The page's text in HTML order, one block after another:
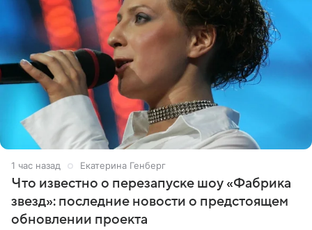
1 час назад Екатерина Генберг
Что известно о перезапуске шоу «Фабрика
звезд»: последние новости о предстоящем
обновлении проекта